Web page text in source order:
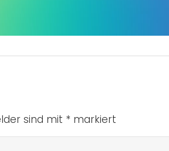
sind mit * markiert